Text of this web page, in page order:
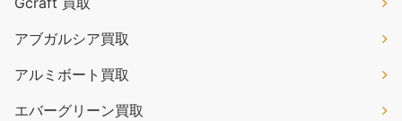
アブガルシア買取
アルミボート買取
エバーグリーン買取